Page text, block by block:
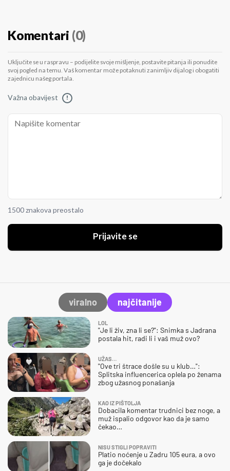
Komentari (0)
Uključite se u raspravu – podijelite svoje mišljenje, postavite pitanja ili ponudite
svoj pogled na temu. Vaš komentar može potaknuti zanimljiv dijalog i obogatiti
zajednicu našeg portala.
Važna obavijest !
1500 znakova preostalo
Prijavite se
viralno najčitanije
LOL
"Je li živ, zna li se?": Snimka s Jadrana
postala hit, radi li i vaš muž ovo?
UŽAS…
"Ove tri štrace došle su u klub…":
Splitska influencerica oplela po ženama
zbog užasnog ponašanja
KAO IZ PIŠTOLJA
Dobacila komentar trudnici bez noge, a
muž ispalio odgovor kao da je samo
čekao…
NISU STIGLI POPRAVITI
Platio noćenje u Zadru 105 eura, a ovo
ga je dočekalo